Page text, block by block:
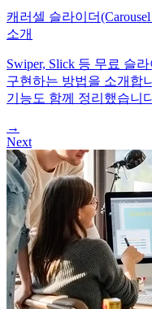
캐러셀 슬라이더
소개
Swiper, Slick 등 무료 슬
구현하는 방법을 소개합
기능도 함께 정리했습니
→
Next